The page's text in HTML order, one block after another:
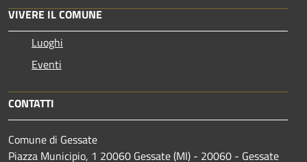
VIVERE IL COMUNE
Luoghi
Eventi
CONTATTI
Comune di Gessate
Piazza Municipio, 1 20060 Gessate (MI) - 20060 - Gessate